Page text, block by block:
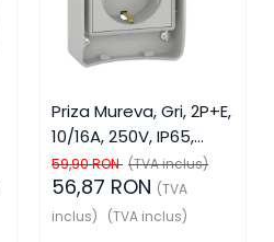
Priza Mureva, Gri, 2P+E,
10/16A, 250V, IP65,
SCH-81141, Schneider
Electric - Schneider
59,90 RON (TVA inclus)
56,87 RON (TVA
inclus)
(TVA inclus)